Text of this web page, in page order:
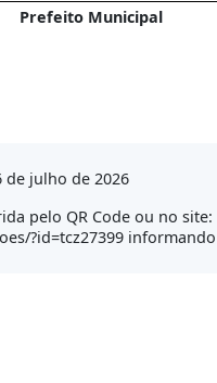
Prefeito Municipal
de julho de 2026
pelo QR Code ou no site:
?id=tcz27399